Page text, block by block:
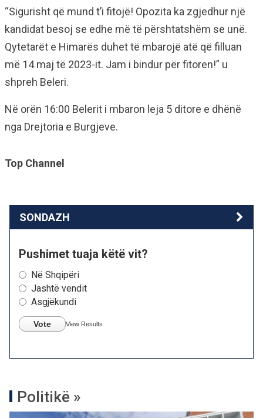
“Sigurisht që mund t’i fitojë! Opozita ka zgjedhur një
kandidat besoj se edhe më të përshtatshëm se unë.
Qytetarët e Himarës duhet të mbarojë atë që filluan
më 14 maj të 2023-it. Jam i bindur për fitoren!” u
shpreh Beleri.
Në orën 16:00 Belerit i mbaron leja 5 ditore e dhënë
nga Drejtoria e Burgjeve.
Top Channel
SONDAZH
Pushimet tuaja këtë vit?
Në Shqipëri
Jashtë vendit
Asgjëkundi
Vote View Results
Politikë »